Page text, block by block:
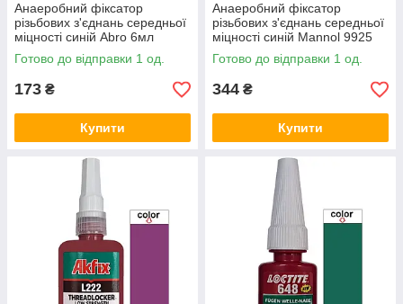
Анаеробний фіксатор
різьбових з'єднань середньої
міцності синій Abro 6мл
Готово до відправки 1 од.
173 ₴
Купити
Анаеробний фіксатор
різьбових з'єднань середньої
міцності синій Mannol 9925
50мл
Готово до відправки 1 од.
344 ₴
Купити